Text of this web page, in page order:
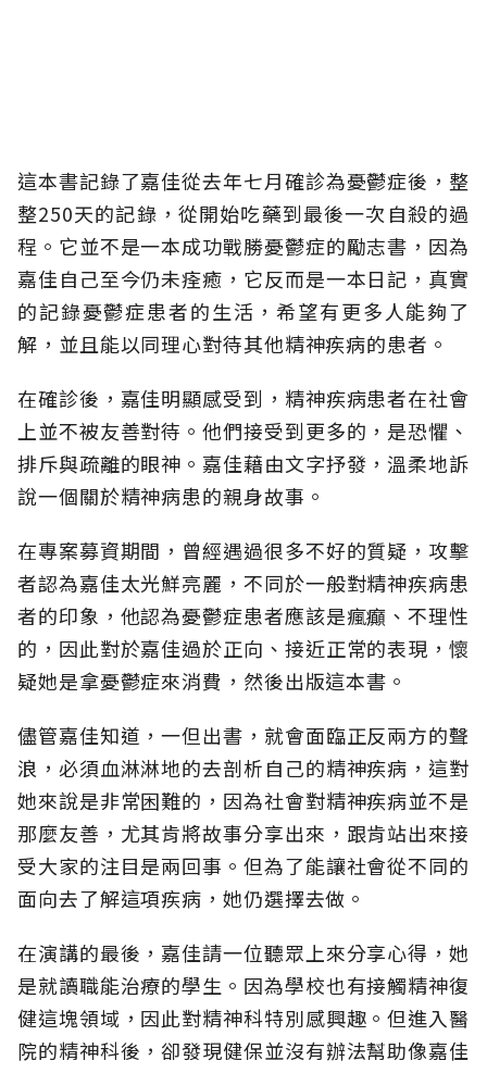
這本書記錄了嘉佳從去年七月確診為憂鬱症後，整
整250天的記錄，從開始吃藥到最後一次自殺的過
程。它並不是一本成功戰勝憂鬱症的勵志書，因為
嘉佳自己至今仍未痊癒，它反而是一本日記，真實
的記錄憂鬱症患者的生活，希望有更多人能夠了
解，並且能以同理心對待其他精神疾病的患者。
在確診後，嘉佳明顯感受到，精神疾病患者在社會
上並不被友善對待。他們接受到更多的，是恐懼、
排斥與疏離的眼神。嘉佳藉由文字抒發，溫柔地訴
說一個關於精神病患的親身故事。
在專案募資期間，曾經遇過很多不好的質疑，攻擊
者認為嘉佳太光鮮亮麗，不同於一般對精神疾病患
者的印象，他認為憂鬱症患者應該是瘋癲、不理性
的，因此對於嘉佳過於正向、接近正常的表現，懷
疑她是拿憂鬱症來消費，然後出版這本書。
儘管嘉佳知道，一但出書，就會面臨正反兩方的聲
浪，必須血淋淋地的去剖析自己的精神疾病，這對
她來說是非常困難的，因為社會對精神疾病並不是
那麼友善，尤其肯將故事分享出來，跟肯站出來接
受大家的注目是兩回事。但為了能讓社會從不同的
面向去了解這項疾病，她仍選擇去做。
在演講的最後，嘉佳請一位聽眾上來分享心得，她
是就讀職能治療的學生。因為學校也有接觸精神復
健這塊領域，因此對精神科特別感興趣。但進入醫
院的精神科後，卻發現健保並沒有辦法幫助像嘉佳